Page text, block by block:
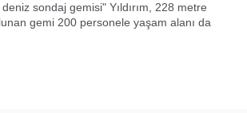
sondaj gemisi" Yıldırım, 228 metre
gemi 200 personele yaşam alanı da